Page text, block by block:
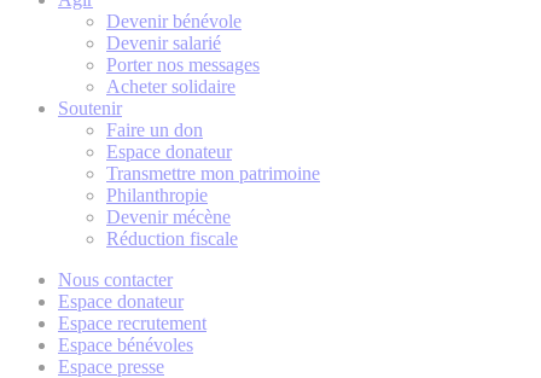
Devenir bénévole
Devenir salarié
Porter nos messages
Acheter solidaire
Soutenir
Faire un don
Espace donateur
Transmettre mon patrimoine
Philanthropie
Devenir mécène
Réduction fiscale
Nous contacter
Espace donateur
Espace recrutement
Espace bénévoles
Espace presse